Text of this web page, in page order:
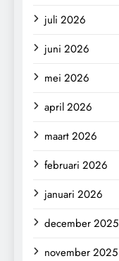
juli 2026
juni 2026
mei 2026
april 2026
maart 2026
februari 2026
januari 2026
december 2025
november 2025